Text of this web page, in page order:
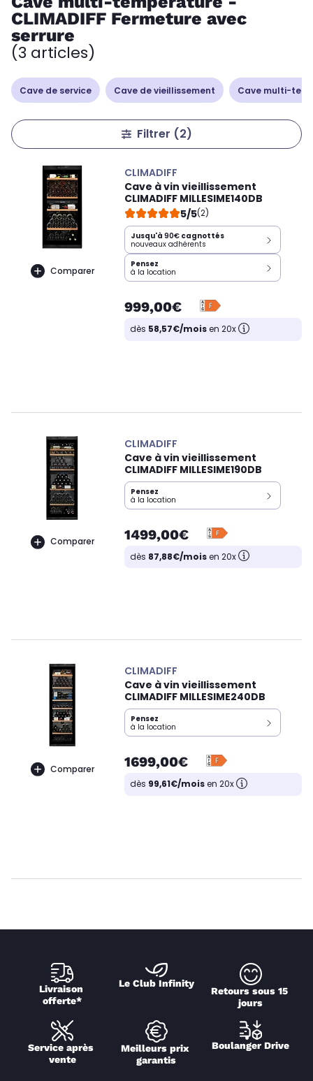
CLIMADIFF Fermeture avec
serrure
(3 articles)
Cave de service Cave de vieillissement Cave multi-
Filtrer (2)
Comparer
CLIMADIFF
Cave à vin vieillissement
CLIMADIFF MILLESIME140DB
5/5(2)
Jusqu'à 90€ cagnottés
nouveaux adhérents
Pensez
à la location
999,00€
dès 58,57€/moisen 20x
Comparer
CLIMADIFF
Cave à vin vieillissement
CLIMADIFF MILLESIME190DB
Pensez
à la location
1499,00€
dès 87,88€/moisen 20x
Comparer
CLIMADIFF
Cave à vin vieillissement
CLIMADIFF MILLESIME240DB
Pensez
à la location
1699,00€
dès 99,61€/moisen 20x
Livraison
offerte*
Le Club Infinity
Retours sous 15
jours
Service après
vente
Meilleurs prix
garantis
Boulanger Drive